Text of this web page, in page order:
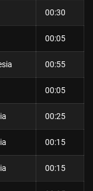
00:30
00:05
00:55
00:05
00:25
00:15
00:15